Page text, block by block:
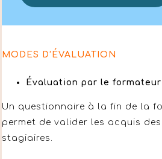
MODES D’ÉVALUATION
Évaluation par le formateur
Un questionnaire à la fin de la
permet de valider les acquis des
stagiaires.